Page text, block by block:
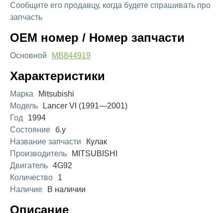
Сообщите его продавцу, когда будете спрашивать про
запчасть
OEM номер / Номер запчасти
Основной MB844919
Характеристики
Марка
Mitsubishi
Модель
Lancer VI (1991—2001)
Год
1994
Состояние
б.у
Название запчасти
Кулак
Производитель
MITSUBISHI
Двигатель 4G92
Количество
1
Наличие
В наличии
Описание